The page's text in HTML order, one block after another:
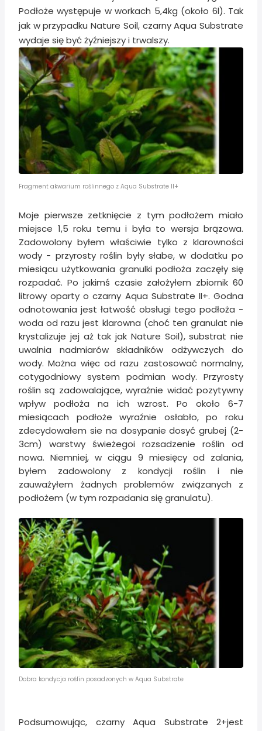
Podłoże występuje w workach 5,4kg (około 6l). Tak
jak w przypadku Nature Soil, czarny Aqua Substrate
wydaje się być żyźniejszy i trwalszy.
Fragment akwarium roślinnego z Aqua Substrate II+
Moje pierwsze zetknięcie z tym podłożem miało
miejsce 1,5 roku temu i była to wersja brązowa.
Zadowolony byłem właściwie tylko z klarowności
wody - przyrosty roślin były słabe, w dodatku po
miesiącu użytkowania granulki podłoża zaczęły się
rozpadać. Po jakimś czasie założyłem zbiornik 60
litrowy oparty o czarny Aqua Substrate II+. Godna
odnotowania jest łatwość obsługi tego podłoża -
woda od razu jest klarowna (choć ten granulat nie
krystalizuje jej aż tak jak Nature Soil), substrat nie
uwalnia nadmiarów składników odżywczych do
wody. Można więc od razu zastosować normalny,
cotygodniowy system podmian wody. Przyrosty
roślin są zadowalające, wyraźnie widać pozytywny
wpływ podłoża na ich wzrost. Po około 6-7
miesiącach podłoże wyraźnie osłabło, po roku
zdecydowałem sie na dosypanie dosyć grubej (2-
3cm) warstwy świeżegoi rozsadzenie roślin od
nowa. Niemniej, w ciągu 9 miesięcy od zalania,
byłem zadowolony z kondycji roślin i nie
zauważyłem żadnych problemów związanych z
podłożem (w tym rozpadania się granulatu).
Dobra kondycja roślin posadzonych w Aqua Substrate
Podsumowując, czarny Aqua Substrate 2+jest